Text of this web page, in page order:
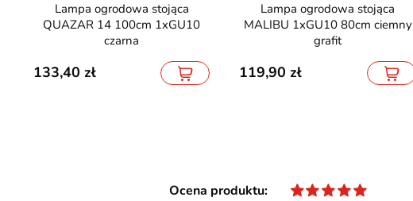
Lampa ogrodowa stojąca
QUAZAR 14 100cm 1xGU10
czarna
133,40
Lampa ogrodowa stojąca
MALIBU 1xGU10 80cm ciemny
grafit
119,90
Ocena produktu